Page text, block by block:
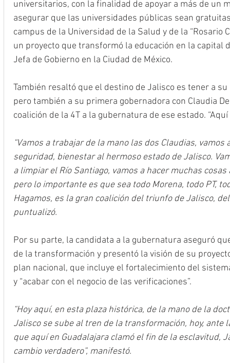
universitarios, con la finalidad de apoyar a más de un
asegurar que las universidades públicas sean
campus de la Universidad de la Salud y de la “Rosario
un proyecto que transformó la educación en la capital
Jefa de Gobierno en la Ciudad de México.
También resaltó que el destino de Jalisco es tener a
pero también a su primera gobernadora con Claudia
coalición de la 4T a la gubernatura de ese estado.
“Vamos a trabajar de la mano las dos Claudias,
seguridad, bienestar al hermoso estado de Jalisco.
a limpiar el Río Santiago, vamos a hacer muchas
pero lo importante es que sea todo Morena, todo PT,
Hagamos, es la gran coalición del triunfo de Jalisco,
puntualizó.
Por su parte, la candidata a la gubernatura aseguró
de la transformación y presentó la visión de su
plan nacional, que incluye el fortalecimiento del
y “acabar con el negocio de las verificaciones”.
“Hoy aquí, en esta plaza histórica, de la mano de la
Jalisco se sube al tren de la transformación, hoy, ante
que aquí en Guadalajara clamó el fin de la esclavitud,
cambio verdadero”, manifestó.